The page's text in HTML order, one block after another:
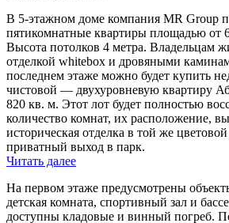
В 5-этажном доме компания MR Group
пятикомнатные квартиры площадью от
Высота потолков 4 метра. Владельцам
отделкой whitebox и дровяными
последнем этаже можно будет купить
чистовой — двухуровневую квартиру
820 кв. м. Этот лот будет полностью
количество комнат, их расположение,
историческая отделка в той же
приватный выход в парк.
Читать далее
На первом этаже предусмотрены
детская комната, спортивный зал и
доступны кладовые и винный погреб.